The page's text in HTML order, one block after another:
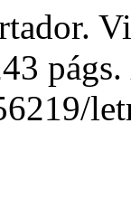
págs.